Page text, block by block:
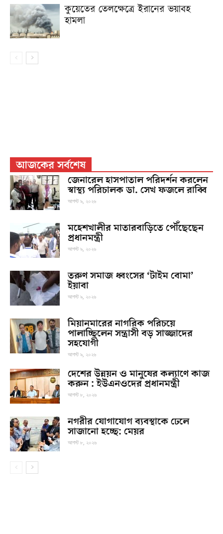
কুয়েতের তেলক্ষেত্রে ইরানের ভয়াবহ
হামলা
আজকের সর্বশেষ
জেনারেল হাসপাতাল পরিদর্শন করলেন
স্বাস্থ্য পরিচালক ডা. সেখ ফজলে রাব্বি
আগস্ট ৯, ২০২৬
মহেশখালীর মাতারবাড়িতে পৌঁছেছেন
প্রধানমন্ত্রী
আগস্ট ৯, ২০২৬
তরুণ সমাজ ধ্বংসের ‘টাইম বোমা’
ইয়াবা
আগস্ট ৯, ২০২৬
মিয়ানমারের নাগরিক পরিচয়ে
পালাচ্ছিলেন সন্ত্রাসী বড় সাজ্জাদের
সহযোগী
আগস্ট ৯, ২০২৬
দেশের উন্নয়ন ও মানুষের কল্যাণে কাজ
করুন : ইউএনওদের প্রধানমন্ত্রী
আগস্ট ৮, ২০২৬
নগরীর যোগাযোগ ব্যবস্থাকে ঢেলে
সাজানো হচ্ছে: মেয়র
আগস্ট ৮, ২০২৬